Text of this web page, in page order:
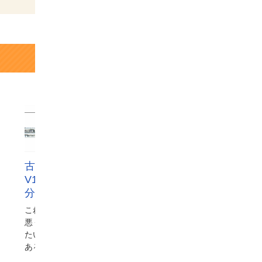
古いシリンダーをGOAL
V18リバーシブルキーへ30
分でハイグレード交換
これまで使っていた鍵が突然調子が
悪くなり、この機会に鍵を新しくし
たいということで、世田谷区池尻に
ある戸建てにお住まいのお…